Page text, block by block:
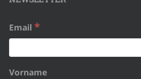
Email *
Vorname